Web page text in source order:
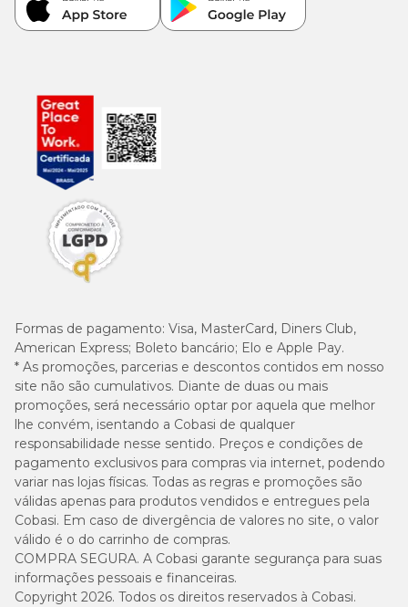
Formas de pagamento: Visa, MasterCard, Diners Club,
American Express; Boleto bancário; Elo e Apple Pay.
* As promoções, parcerias e descontos contidos em nosso
site não são cumulativos. Diante de duas ou mais
promoções, será necessário optar por aquela que melhor
lhe convém, isentando a Cobasi de qualquer
responsabilidade nesse sentido. Preços e condições de
pagamento exclusivos para compras via internet, podendo
variar nas lojas físicas. Todas as regras e promoções são
válidas apenas para produtos vendidos e entregues pela
Cobasi. Em caso de divergência de valores no site, o valor
válido é o do carrinho de compras.
COMPRA SEGURA. A Cobasi garante segurança para suas
informações pessoais e financeiras.
Copyright 2026. Todos os direitos reservados à Cobasi.